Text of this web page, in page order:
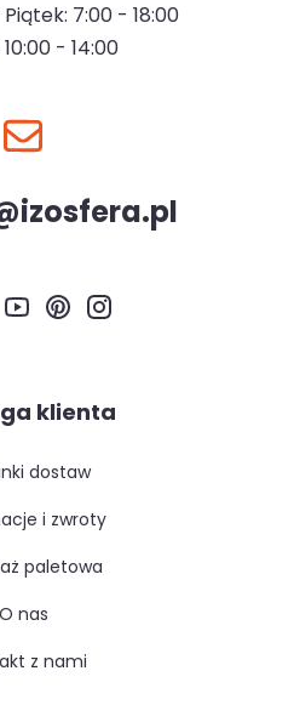
7:00 - 18:00
- 14:00
klienta
dostaw
i zwroty
paletowa
o nas
z nami